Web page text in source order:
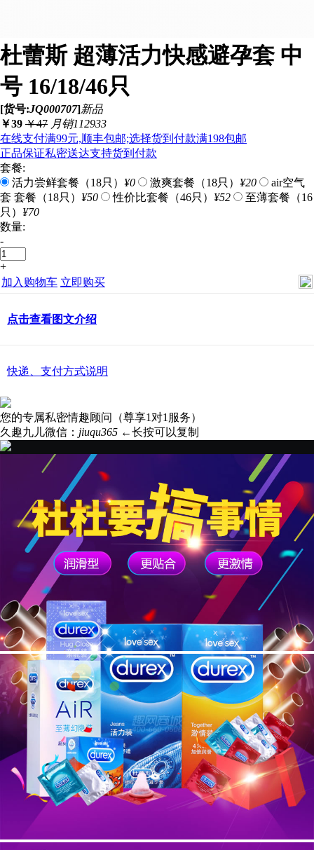
杜蕾斯 超薄活力快感避孕套 中
号 16/18/46只
[货号:JQ000707]新品
￥39 ￥47 月销112933
在线支付满99元,顺丰包邮;选择货到付款满198包邮
正品保证私密送达支持货到付款
套餐:
活力尝鲜套餐（18只） ¥0 激爽套餐（18只） ¥20
air空气
套 套餐（18只） ¥50 性价比套餐（46只） ¥52
至薄套餐（16
只） ¥70
数量:
-
+
加入购物车 立即购买
点击查看图文介绍
快递、支付方式说明
您的专属私密情趣顾问（尊享1对1服务）
久趣九儿微信： jiuqu365 ←长按可以复制